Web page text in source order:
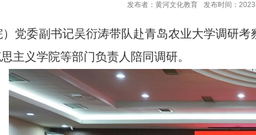
发布者：黄河文化教育 发布时间：
）党委副书记吴衍涛带队赴青岛农业大学调研
主义学院等部门负责人陪同调研。